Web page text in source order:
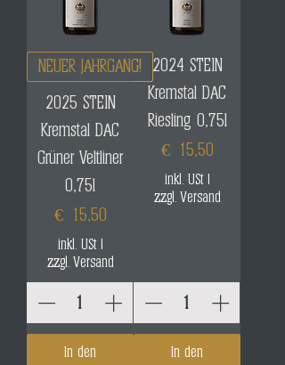
NEUER JAHRGANG!
2025 STEIN
Kremstal DAC
Grüner Veltliner
0,75l
Preis
€ 15,50
inkl. USt|
zzgl. Versand
In den
2024 STEIN
Kremstal DAC
Riesling 0,75l
Preis
€ 15,50
inkl. USt|
zzgl. Versand
In den